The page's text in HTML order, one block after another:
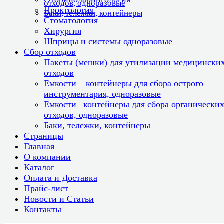
отходов, одноразовые
Баки, тележки, контейнеры
Проктология
Стоматология
Хирургия
Шприцы и системы одноразовые
Сбор отходов
Пакеты (мешки) для утилизации
отходов
Емкости – контейнеры для сбора острого
инструментария, одноразовые
Емкости –контейнеры для сбора органических
отходов, одноразовые
Баки, тележки, контейнеры
Страницы
Главная
О компании
Каталог
Оплата и Доставка
Прайс-лист
Новости и Статьи
Контакты